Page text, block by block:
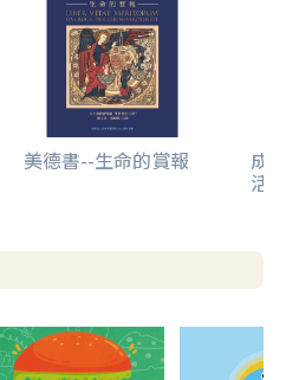
美德書--生命的賞報 成
活